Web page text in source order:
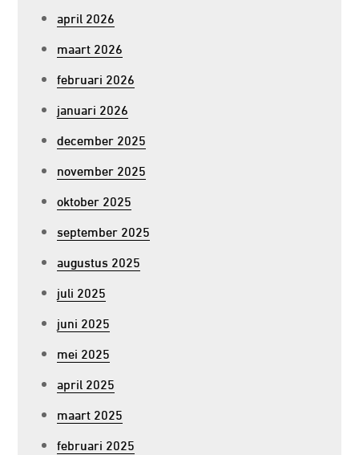
april 2026
maart 2026
februari 2026
januari 2026
december 2025
november 2025
oktober 2025
september 2025
augustus 2025
juli 2025
juni 2025
mei 2025
april 2025
maart 2025
februari 2025